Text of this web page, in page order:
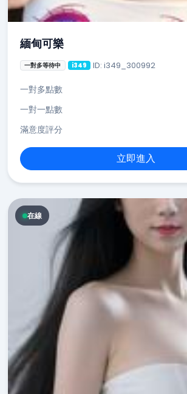
緬甸可樂
一對多等待中 i349 ID: i349_300992
一對多點數
一對一點數
滿意度評分
立即進入
在線